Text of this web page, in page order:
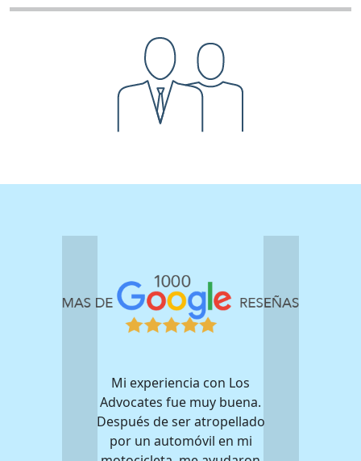
Mi experiencia con Los
Advocates fue muy buena.
Después de ser atropellado
por un automóvil en mi